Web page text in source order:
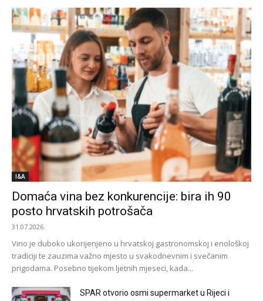
I&A
Domaća vina bez konkurencije: bira ih 90
posto hrvatskih potrošača
31.07.2026.
Vino je duboko ukorijenjeno u hrvatskoj gastronomskoj i enološkoj
tradiciji te zauzima važno mjesto u svakodnevnim i svečanim
prigodama. Posebno tijekom ljetnih mjeseci, kada...
SPAR otvorio osmi supermarket u Rijeci i